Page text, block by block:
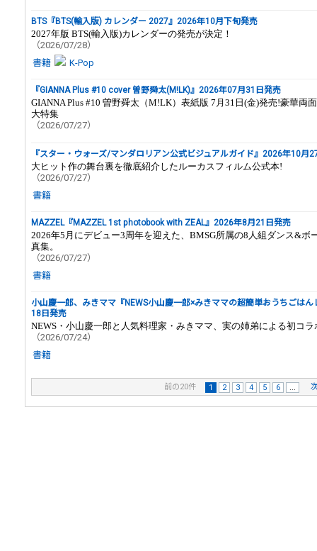
BTS『BTS(輸入版) カレンダー 2027』2026年10月下旬発売
2027年版 BTS(輸入版)カレンダーの発売が決定！
（2026/07/28）
書籍
K-Pop
『GIANNA Plus #10 cover 曽野舜太(M!LK)』2026年07月31日発売
GIANNA Plus #10 曽野舜太（M!LK）表紙版 7月31日(金)発売!豪華両
大特集
（2026/07/27）
『スター・ウォーズ/マンダロリアン公式ビジュアルガイド』2026年10月
大ヒット作の舞台裏を徹底紹介したルーカスフィルム公式本!
（2026/07/27）
書籍
MAZZEL『MAZZEL 1st photobook with ZEAL』2026年8月21日発売
2026年5月にデビュー3周年を迎えた、BMSG所属の8人組ダンス&ボ
真集。
（2026/07/27）
書籍
小山慶一郎、みきママ『NEWS小山慶一郎×みきママの超簡単おうちごは
18日発売
NEWS・小山慶一郎と人気料理家・みきママ、実の姉弟による初コラ
（2026/07/24）
書籍
前の20件 1 2 3 4 5 6 ...